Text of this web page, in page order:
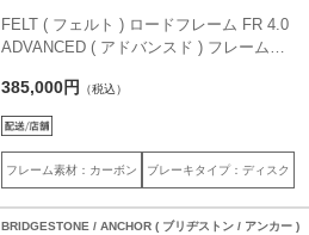
FELT ( フェルト ) ロードフレーム FR 4.0
ADVANCED ( アドバンスド ) フレームキ
175cm前後)
385,000円 （税込）
フレーム素材：カーボン ブレーキタイプ：ディスク
BRIDGESTONE / ANCHOR ( ブリヂストン / アンカー )